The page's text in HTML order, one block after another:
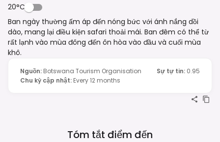
20°C
Ban ngày thường ấm áp đến nóng bức với ánh nắng dồi
dào, mang lại điều kiện safari thoải mái. Ban đêm có thể từ
rất lạnh vào mùa đông đến ôn hòa vào đầu và cuối mùa
khô.
Nguồn: Botswana Tourism Organisation Sự tự tin: 0.95
Chu kỳ cập nhật: Every 12 months
Tóm tắt điểm đến